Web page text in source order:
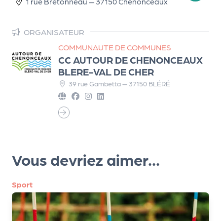
ORGANISATEUR
COMMUNAUTE DE COMMUNES
CC AUTOUR DE CHENONCEAUX
BLERE-VAL DE CHER
39 rue Gambetta — 37150 BLÉRÉ
Vous devriez aimer...
Sport
P
r
o
n
é
è
n
e